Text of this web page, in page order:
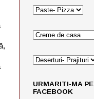
URMARITI-MA PE
FACEBOOK